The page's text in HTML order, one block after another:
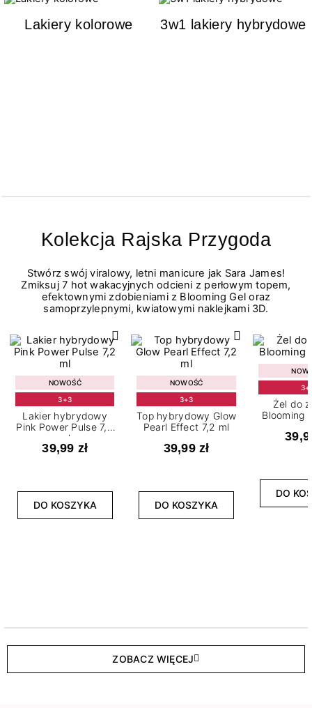
Lakiery kolorowe 3w1 lakiery hybrydowe
Kolekcja Rajska Przygoda
Stwórz swój viralowy, letni manicure jak Sara James!
Zmiksuj 7 hot wakacyjnych odcieni z perłowym topem,
efektownymi zdobieniami z Blooming Gel oraz
samoprzylepnymi, kwiatowymi naklejkami 3D.
NOWOŚĆ
3+3
Lakier hybrydowy
Pink Power Pulse 7,2
ml
39,99 zł
DO KOSZYKA
NOWOŚĆ
3+3
Top hybrydowy Glow
Pearl Effect 7,2 ml
39,99 zł
DO KOSZYKA
Żel do
Blooming
DO
ZOBACZ WIĘCEJ